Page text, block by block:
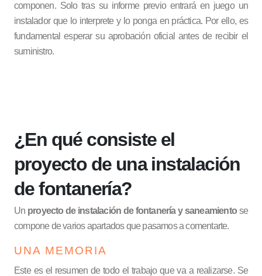
componen. Solo tras su informe previo entrará en juego un
instalador que lo interprete y lo ponga en práctica. Por ello, es
fundamental esperar su aprobación oficial antes de recibir el
suministro.
¿En qué consiste el
proyecto de una instalación
de fontanería?
Un proyecto de instalación de fontanería y saneamiento se
compone de varios apartados que pasamos a comentarte.
UNA MEMORIA
Este es el resumen de todo el trabajo que va a realizarse. Se